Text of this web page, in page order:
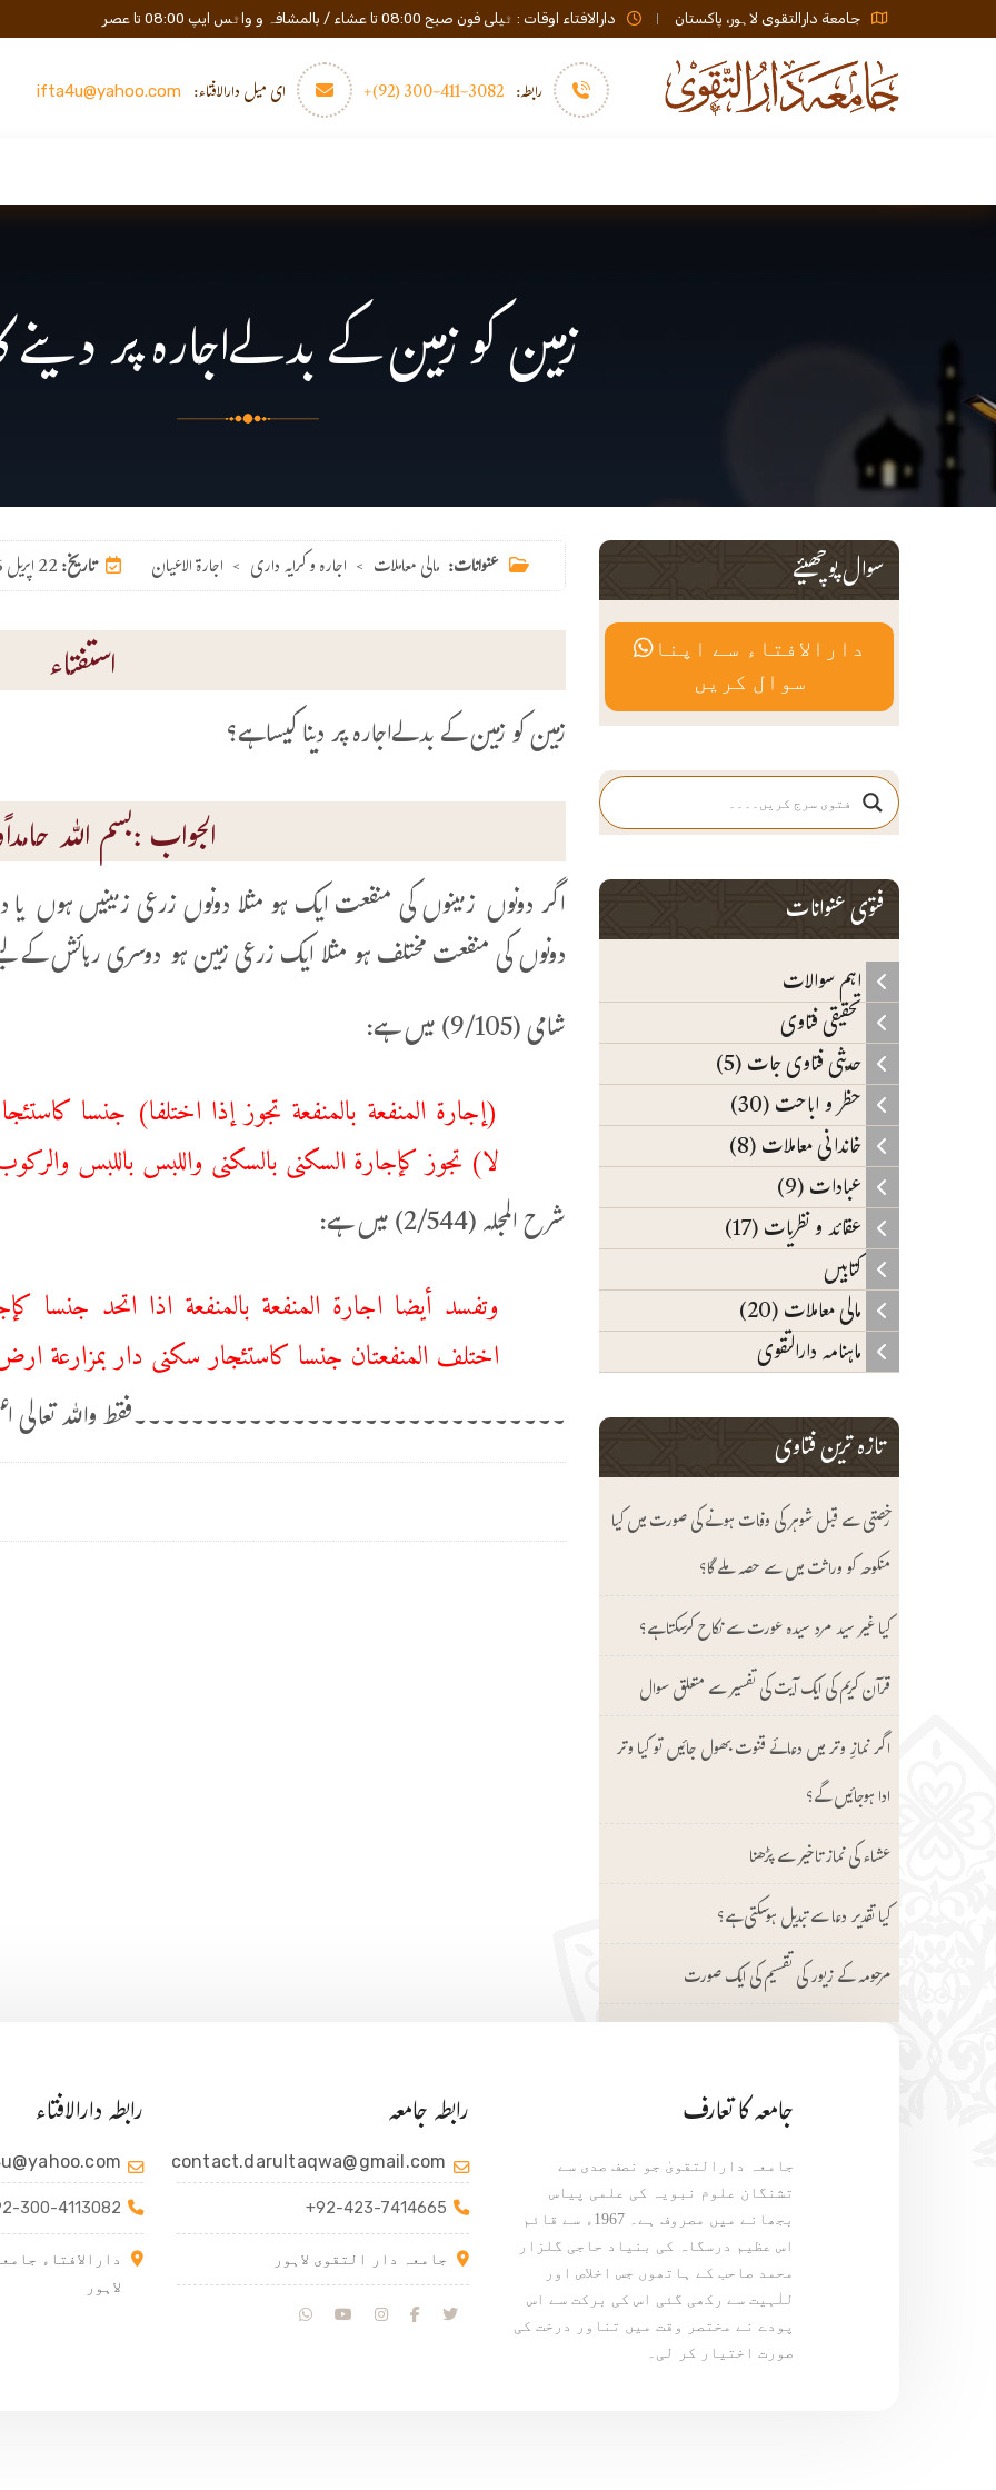
جامعة دارالتقوی لاہور، پاکستان دارالافتاء اوقات : ٹیلی فون صبح 08:00 تا عشاء / بالمشافہ و واٹس ایپ 08:00 تا عصر
رابطہ: 3082-411-300 (92)+ ای میل دارالافتاء: ifta4u@yahoo.com
زمین کو زمین کے بدلےاجارہ پر دینے
تاریخ:22 اپریل 2026 عنوانات: مالی معاملات > اجارہ و کرایہ داری > اجارۃ الاعیان
استفتاء
زمین کو زمین کے بدلےاجارہ پر دینا کیساہے؟
الجواب :بسم اللہ
اگر دونوں زمینوں کی منفعت ایک ہو مثلا دونوں زرعی زمینیں ہوں
دونوں کی منفعت مختلف ہو مثلا ایک زرعی زمین ہو دوسری رہائش کے
شامی (9/105) میں ہے:
(‌إجارة ‌المنفعة ‌بالمنفعة تجوز إذا اختلفا) جنسا
لا) تجوز كإجارة السكنى بالسكنى واللبس باللبس
شرح المجلہ (2/544) میں ہے:
وتفسد أيضا اجارة المنفعة بالمنفعة اذا اتحد
اختلف المنفعتان جنسا كاستئجار سكنى دار بمزارعة
۔۔۔۔۔۔۔۔۔۔۔۔۔۔۔۔۔۔۔۔۔۔۔۔۔۔۔۔۔۔فقط واللہ تعالی
سوال پوچھیئے
دارالافتاء سے اپنا
سوال کریں
فتوی عنوانات
اہم سوالات
تحقیقی فتاوی
حدیثی فتاوی جات (5)
حظر و اباحت (30)
خاندانی معاملات (8)
عبادات (9)
عقائد و نظریات (17)
کتابیں
مالی معاملات (20)
ماہنامہ دارالتقوی
تازہ ترین فتاوی
رخصتی سے قبل شوہر کی وفات ہونے کی صورت میں کیا
منکوحہ کو وراثت میں سے حصہ ملے گا؟
کیا غیر سید مرد سیدہ عورت سے نکاح کرسکتا ہے؟
قرآن کریم کی ایک آیت کی تفسیر سے متعلق سوال
اگر نمازِ وتر میں دعائے قنوت بھول جائیں تو کیا وتر
ادا ہوجائیں گے؟
عشاء کی نماز تاخیر سے پڑھنا
کیا تقدیر دعا سے تبدیل ہوسکتی ہے؟
مرحومہ کے زیور کی تقسیم کی ایک صورت
جامعہ کا تعارف
جامعہ دارالتقویٰ جو نصف صدی سے
تشنگان علوم نبویہ کی علمی پیاس
بجھانے میں مصروف ہے۔ 1967ء سے قائم
اس عظیم درسگاہ کی بنیاد حاجی گلزار
محمد صاحب کے ہاتھوں جس اخلاص اور
للٰہیت سے رکھی گئی اس کی برکت سے اس
پودے نے مختصر وقت میں تناور درخت کی
صورت اختیار کر لی۔
رابطہ جامعہ
contact.darultaqwa@gmail.com
+92-423-7414665
جامعہ دار التقوی لاہور
رابطہ دارالافتاء
300-4113082
دارالافتاء
لاہور